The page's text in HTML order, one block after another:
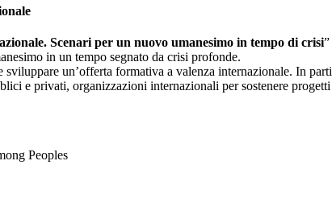
Scenari per un nuovo umanesimo in tempo di crisi
in un tempo segnato da crisi profonde.
un’offerta formativa a valenza internazionale. In
e privati, organizzazioni internazionali per sostenere
Peoples